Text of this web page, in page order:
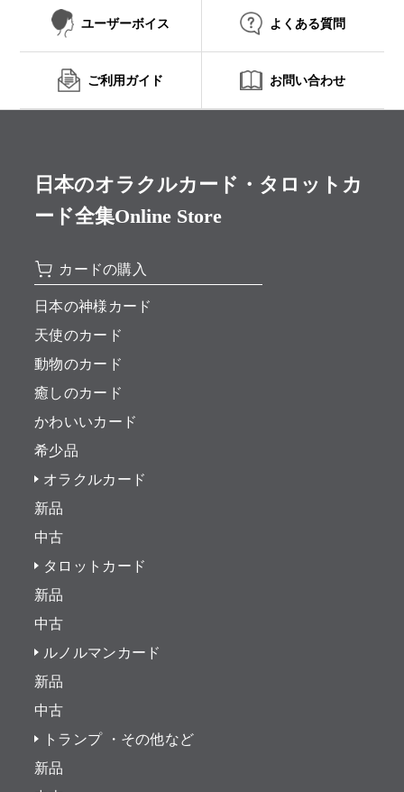
ユーザーボイス よくある質問
ご利用ガイド お問い合わせ
日本のオラクルカード・タロットカ
ード全集Online Store
カードの購入
日本の神様カード
天使のカード
動物のカード
癒しのカード
かわいいカード
希少品
オラクルカード
新品
中古
タロットカード
新品
中古
ルノルマンカード
新品
中古
トランプ ・その他など
新品